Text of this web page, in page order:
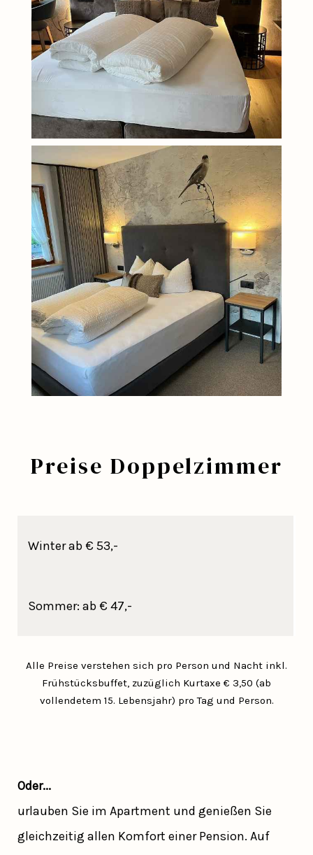
Preise Doppelzimmer
Winter ab € 53,-
Sommer: ab € 47,-
Alle Preise verstehen sich pro Person und Nacht inkl.
Frühstücksbuffet, zuzüglich Kurtaxe € 3,50 (ab
vollendetem 15. Lebensjahr) pro Tag und Person.
Oder...
urlauben Sie im Apartment und genießen Sie
gleichzeitig allen Komfort einer Pension. Auf